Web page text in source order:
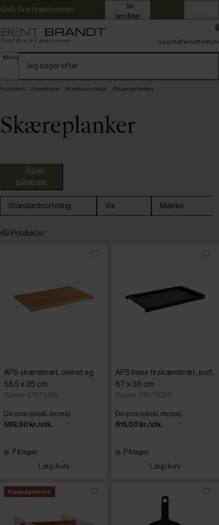
Godt Grej til gastronomi
områder
Menu
Log indFavoritterKurv
Forsiden Isenkram Køkkenudstyr Skæreplanker
Skæreplanker
Isenkram
Standardsortering Vis
Nye varer
Mærke
49 Produkter
APS skærebræt, olieret eg,
58,5 x 35 cm
Varenr: 51075061
Din pris (ekskl. moms)
589,00 kr./stk.
På lager
Læg i kurv
APS base til skærebræt, sort,
67 x 38 cm
Varenr: 51075060
Din pris (ekskl. moms)
615,00 kr./stk.
På lager
Læg i kurv
Kampagnevare